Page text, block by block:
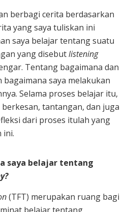
berbagi cerita berdasarkan
yang saya tuliskan ini
saya belajar tentang suatu
yang disebutlistening
Tentang bagaimana dan
bagaimana saya melakukan
Selama proses belajar itu,
tantangan, dan juga
dari proses itulah yang
ini.
saya belajar tentang
(TFT) merupakan ruang bagi